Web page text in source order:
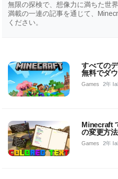
無限の探検で、想像力に満ちた世
満載の一連の記事を通じて、
ください。
すべての
無料でダ
Games 2年
Minecraft
の変更方法
Games 2年